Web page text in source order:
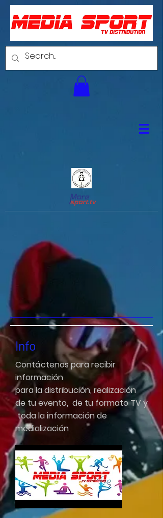
Info
Contáctenos para recibir
información
para la distribución, realización
de tu evento, de tu formato TV y
toda la información de
medialización